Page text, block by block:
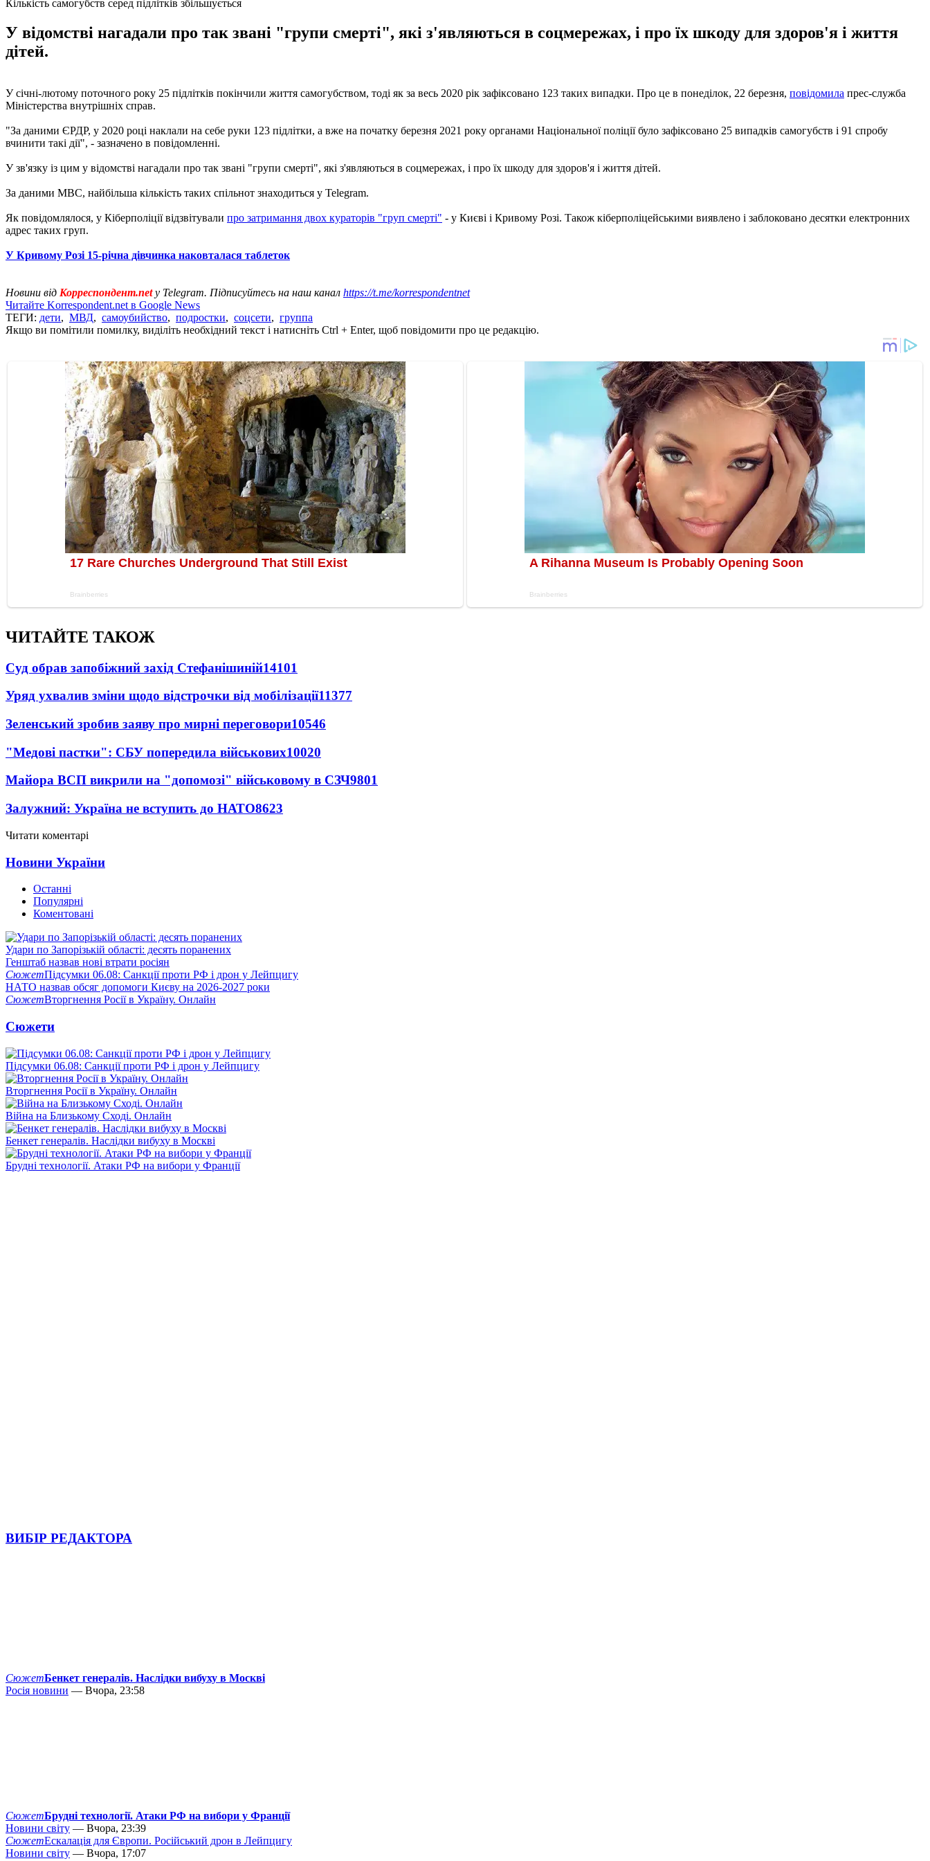
Кількість самогубств серед підлітків збільшується
У відомстві нагадали про так звані "групи смерті", які з'являються в соцмережах, і про їх шкоду для здоров'я і життя
дітей.
У січні-лютому поточного року 25 підлітків покінчили життя самогубством, тоді як за весь 2020 рік зафіксовано 123 таких випадки. Про це в понеділок, 22 березня, повідомила прес-служба
Міністерства внутрішніх справ.
"За даними ЄРДР, у 2020 році наклали на себе руки 123 підлітки, а вже на початку березня 2021 року органами Національної поліції було зафіксовано 25 випадків самогубств і 91 спробу
вчинити такі дії", - зазначено в повідомленні.
У зв'язку із цим у відомстві нагадали про так звані "групи смерті", які з'являються в соцмережах, і про їх шкоду для здоров'я і життя дітей.
За даними МВС, найбільша кількість таких спільнот знаходиться у Telegram.
Як повідомлялося, у Кіберполіції відзвітували про затримання двох кураторів "груп смерті" - у Києві і Кривому Розі. Також кіберполіцейськими виявлено і заблоковано десятки електронних
адрес таких груп.
У Кривому Розі 15-річна дівчинка наковталася таблеток
Новини від Корреспондент.netу Telegram. Підписуйтесь на наш канал https://t.me/korrespondentnet
Читайте Korrespondent.net в Google News
ТЕГИ: дети, МВД, самоубийство, подростки, соцсети, группа
Якщо ви помітили помилку, виділіть необхідний текст і натисніть Ctrl + Enter, щоб повідомити про це редакцію.
ЧИТАЙТЕ ТАКОЖ
Суд обрав запобіжний захід Стефанішиній14101
Уряд ухвалив зміни щодо відстрочки від мобілізації11377
Зеленський зробив заяву про мирні переговори10546
"Медові пастки": СБУ попередила військових10020
Майора ВСП викрили на "допомозі" військовому в СЗЧ9801
Залужний: Україна не вступить до НАТО8623
Читати коментарі
Новини України
Останні
Популярні
Коментовані
Удари по Запорізькій області: десять поранених
Генштаб назвав нові втрати росіян
СюжетПідсумки 06.08: Санкції проти РФ і дрон у Лейпцигу
НАТО назвав обсяг допомоги Києву на 2026-2027 роки
СюжетВторгнення Росії в Україну. Онлайн
Сюжети
Підсумки 06.08: Санкції проти РФ і дрон у Лейпцигу
Вторгнення Росії в Україну. Онлайн
Війна на Близькому Сході. Онлайн
Бенкет генералів. Наслідки вибуху в Москві
Брудні технології. Атаки РФ на вибори у Франції
ВИБІР РЕДАКТОРА
СюжетБенкет генералів. Наслідки вибуху в Москві
Росія новини — Вчора, 23:58
СюжетБрудні технології. Атаки РФ на вибори у Франції
Новини світу — Вчора, 23:39
СюжетЕскалація для Європи. Російський дрон в Лейпцигу
Новини світу — Вчора, 17:07